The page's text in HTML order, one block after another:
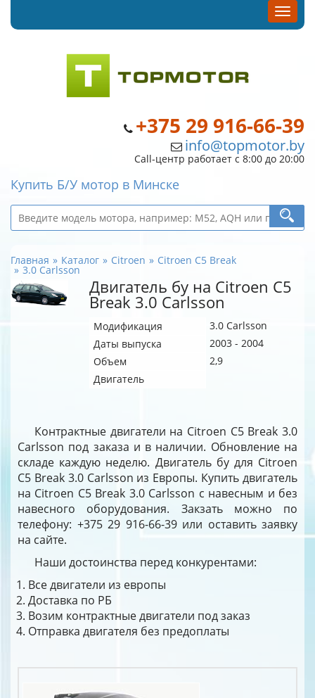
+375 29 916-66-39
info@topmotor.by
Call-центр работает с 8:00 до 20:00
Купить Б/У мотор в Минске
Главная Каталог Citroen Citroen C5 Break
3.0 Carlsson
Двигатель бу на Citroen C5
Break 3.0 Carlsson
Модификация
3.0 Carlsson
Даты выпуска
2003 - 2004
Объем
2,9
Двигатель
Контрактные двигатели на Citroen C5 Break 3.0
Carlsson под заказа и в наличии. Обновление на
складе каждую неделю. Двигатель бу для Citroen
C5 Break 3.0 Carlsson из Европы. Купить двигатель
на Citroen C5 Break 3.0 Carlsson с навесным и без
навесного оборудования. Закзать можно по
телефону: +375 29 916-66-39 или оставить заявку
на сайте.
Наши достоинства перед конкурентами:
Все двигатели из европы
Доставка по РБ
Возим контрактные двигатели под заказ
Отправка двигателя без предоплаты